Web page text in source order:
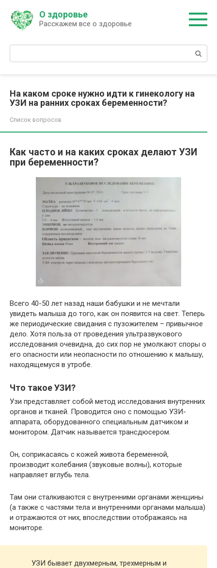
контенту
О здоровье
Расскажем все о здоровье
Поиск:
На каком сроке нужно идти к гинекологу на
УЗИ на ранних сроках беременности?
Список вопросов
Как часто и на каких сроках делают УЗИ
при беременности?
Всего 40-50 лет назад наши бабушки и не мечтали
увидеть малыша до того, как он появится на свет. Теперь
же периодические свидания с пузожителем – привычное
дело. Хотя польза от проведения ультразвукового
исследования очевидна, до сих пор не умолкают споры о
его опасности или неопасности по отношению к малышу,
находящемуся в утробе.
Что такое УЗИ?
Узи представляет собой метод исследования внутренних
органов и тканей. Проводится оно с помощью УЗИ-
аппарата, оборудованного специальным датчиком и
монитором. Датчик называется трансдюсером.
Он, соприкасаясь с кожей живота беременной,
производит колебания (звуковые волны), которые
направляет вглубь тела.
Там они сталкиваются с внутренними органами женщины
(а также с частями тела и внутренними органами малыша)
и отражаются от них, впоследствии отображаясь на
мониторе.
УЗИ бывает двухмерным, трехмерным и